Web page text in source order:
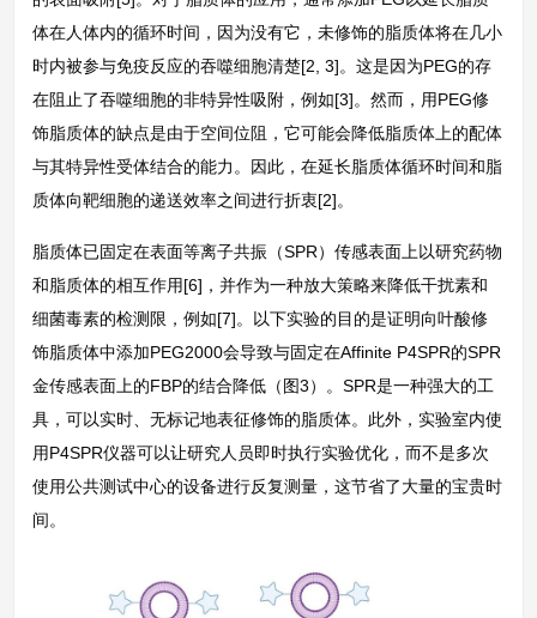
体在人体内的循环时间，因为没有它，未修饰的脂质体将在几小
时内被参与免疫反应的吞噬细胞清楚[2, 3]。这是因为PEG的存
在阻止了吞噬细胞的非特异性吸附，例如[3]。然而，用PEG修
饰脂质体的缺点是由于空间位阻，它可能会降低脂质体上的配体
与其特异性受体结合的能力。因此，在延长脂质体循环时间和脂
质体向靶细胞的递送效率之间进行折衷[2]。
脂质体已固定在表面等离子共振（SPR）传感表面上以研究药物
和脂质体的相互作用[6]，并作为一种放大策略来降低干扰素和
细菌毒素的检测限，例如[7]。以下实验的目的是证明向叶酸修
饰脂质体中添加PEG2000会导致与固定在Affinite P4SPR的SPR
金传感表面上的FBP的结合降低（图3）。SPR是一种强大的工
具，可以实时、无标记地表征修饰的脂质体。此外，实验室内使
用P4SPR仪器可以让研究人员即时执行实验优化，而不是多次
使用公共测试中心的设备进行反复测量，这节省了大量的宝贵时
间。